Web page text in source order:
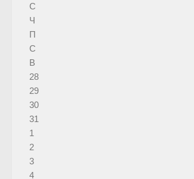
С
Ч
П
С
В
28
29
30
31
1
2
3
4